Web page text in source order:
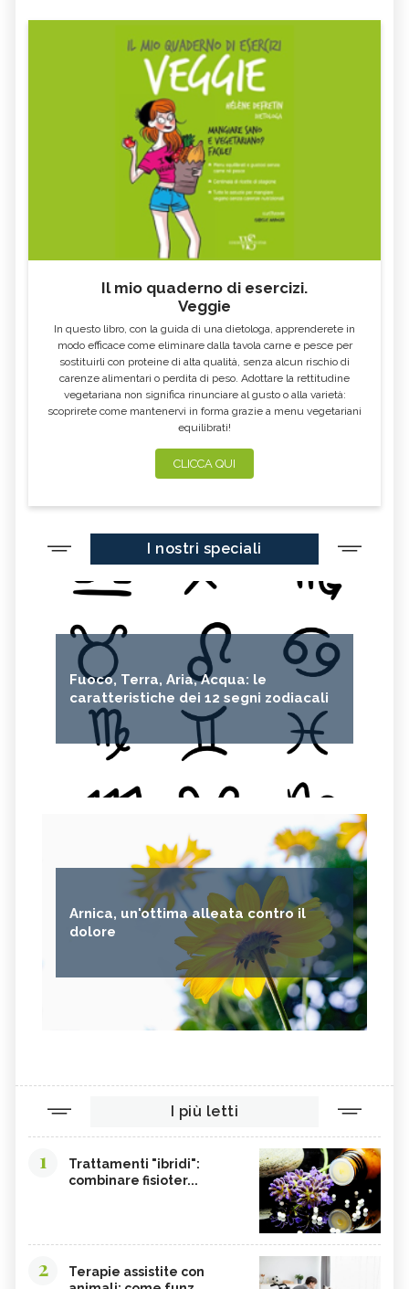
Il mio quaderno di esercizi.
Veggie
In questo libro, con la guida di una dietologa, apprenderete in
modo efficace come eliminare dalla tavola carne e pesce per
sostituirli con proteine di alta qualità, senza alcun rischio di
carenze alimentari o perdita di peso. Adottare la rettitudine
vegetariana non significa rinunciare al gusto o alla varietà:
scoprirete come mantenervi in forma grazie a menu vegetariani
equilibrati!
CLICCA QUI
I nostri speciali
Fuoco, Terra, Aria, Acqua: le
caratteristiche dei 12 segni zodiacali
Arnica, un'ottima alleata contro il
dolore
I più letti
1
Trattamenti "ibridi":
combinare fisioter...
2
Terapie assistite con